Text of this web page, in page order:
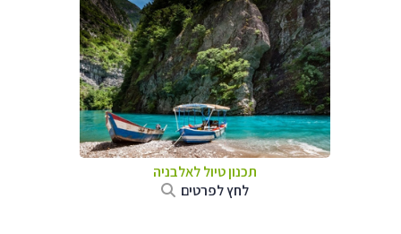
תכנון טיול לאלבניה
לחץ לפרטים